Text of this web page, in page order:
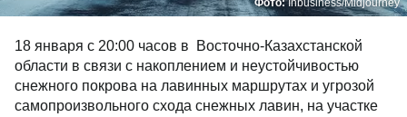
Фото:Inbusiness/Midjourney
18 января с 20:00 часов в Восточно-Казахстанской
области в связи с накоплением и неустойчивостью
снежного покрова на лавинных маршрутах и угрозой
самопроизвольного схода снежных лавин, на участке